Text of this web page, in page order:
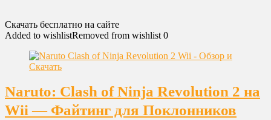
Скачать бесплатно на сайте
Added to wishlistRemoved from wishlist 0
Naruto: Clash of Ninja Revolution 2 на
Wii — Файтинг для Поклонников